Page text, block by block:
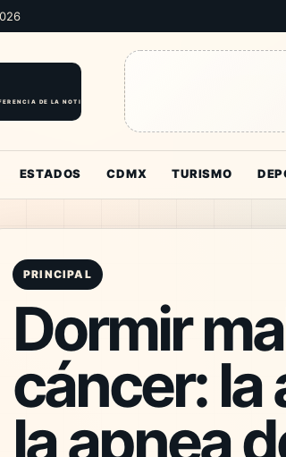
ESTADOS CDMX TURISMO
PRINCIPAL
Dormir
cáncer: la
la apnea